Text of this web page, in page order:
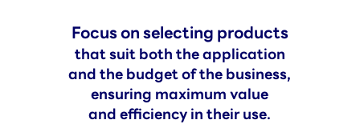
Focus on selecting products
that suit both the application
and the budget of the business,
ensuring maximum value
and efficiency in their use.